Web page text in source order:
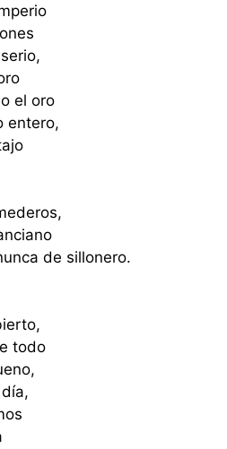
el oro
entero,
de sillonero.
todo